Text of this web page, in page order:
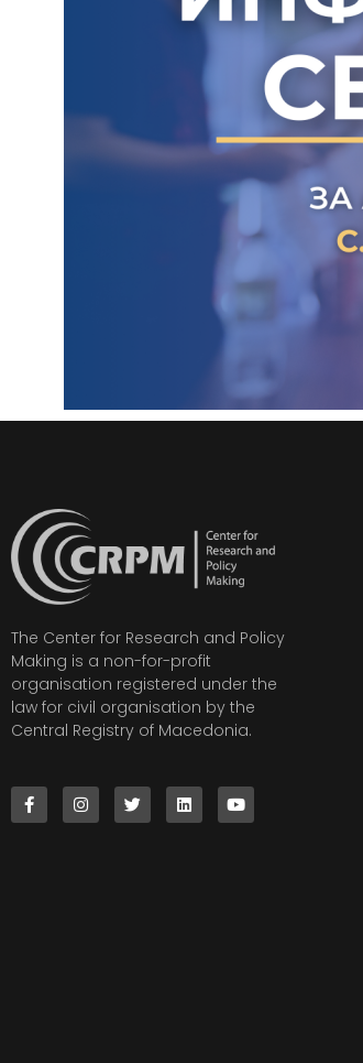
The Center for Research and Policy
Making is a non-for-profit
organisation registered under the
law for civil organisation by the
Central Registry of Macedonia.